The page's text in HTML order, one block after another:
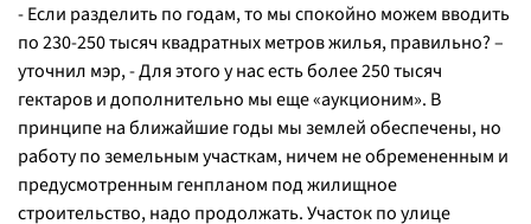
-Если разделить по годам, то мы спокойно можем вводить
по 230-250 тысяч квадратных метров жилья, правильно?–
уточнил мэр, -Для этого у нас есть более 250 тысяч
гектаров и дополнительно мы еще «аукционим». В
принципе на ближайшие годы мы землей обеспечены, но
работу по земельным участкам, ничем не обремененным и
предусмотренным генпланом под жилищное
строительство, надо продолжать. Участок по улице